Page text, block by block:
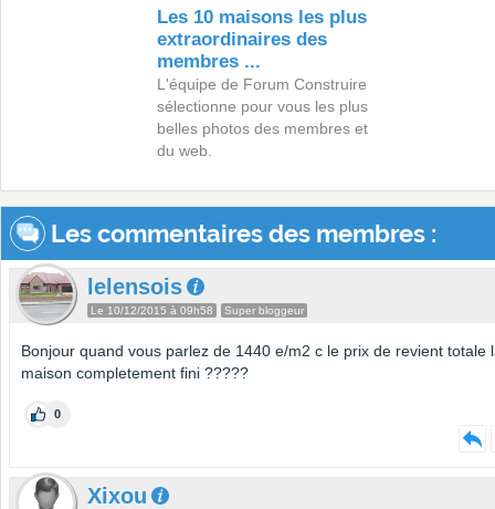
Les 10 maisons les plus
extraordinaires des
membres ...
L'équipe de Forum Construire
sélectionne pour vous les plus
belles photos des membres et
du web.
Les commentaires des membres :
lelensois
Le 10/12/2015 à 09h58 Super bloggeur
Bonjour quand vous parlez de 1440 e/m2 c le prix de revient totale
maison completement fini ?????
0
Xixou